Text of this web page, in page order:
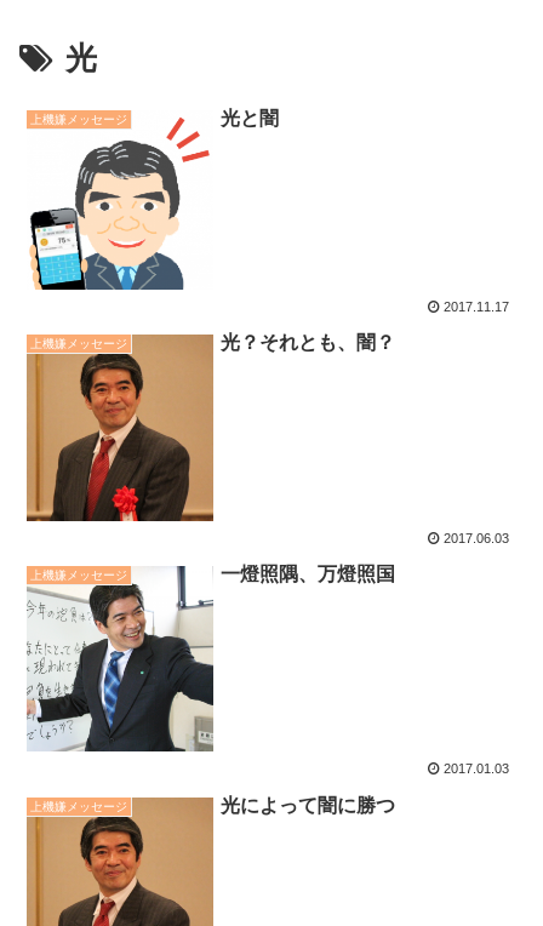
光
上機嫌メッセージ 光と闇
2017.11.17
上機嫌メッセージ 光？それとも、闇？
2017.06.03
上機嫌メッセージ 一燈照隅、万燈照国
2017.01.03
上機嫌メッセージ 光によって闇に勝つ